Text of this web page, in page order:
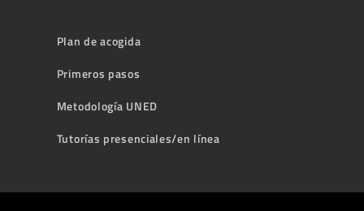
Plan de acogida
Primeros pasos
Metodología UNED
Tutorías presenciales/en línea